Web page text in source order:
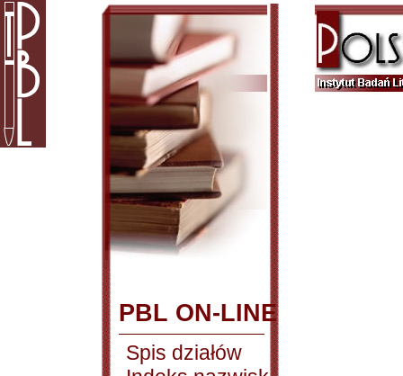
PBL ON-LINE
Spis działów